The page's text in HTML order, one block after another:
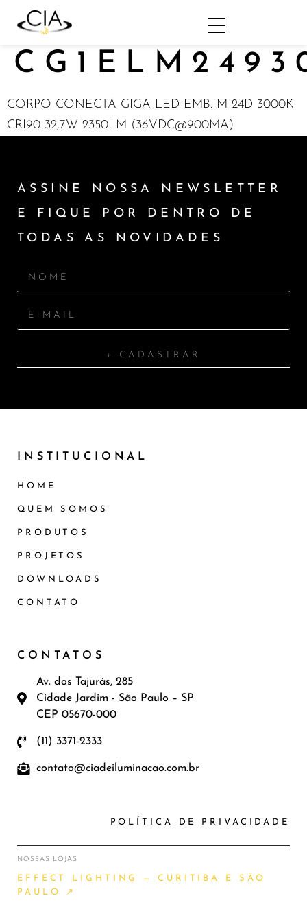
CORPO CONECTA GIGA LED EMB. M 24D 3000K
CRI90 32,7W 2350LM (36VDC@900MA)
ASSINE NOSSA NEWSLETTER
E FIQUE POR DENTRO DE
TODAS AS NOVIDADES
+ CADASTRAR
INSTITUCIONAL
HOME
QUEM SOMOS
PRODUTOS
PROJETOS
DOWNLOADS
CONTATO
CONTATOS
Av. dos Tajurás, 285
Cidade Jardim - São Paulo – SP
CEP 05670-000
(11) 3371-2333
contato@ciadeiluminacao.com.br
POLÍTICA DE PRIVACIDADE
NOSSAS LOJAS
EFFECT LIGHTING — CURITIBA E SÃO
PAULO ↗